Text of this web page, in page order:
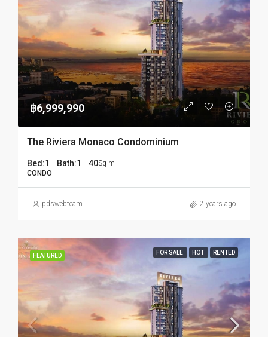
฿6,999,990
The Riviera Monaco Condominium
Bed:1 Bath:1 40Sq m
CONDO
pdswebteam 2 years ago
FEATURED FOR SALE HOT RENTED